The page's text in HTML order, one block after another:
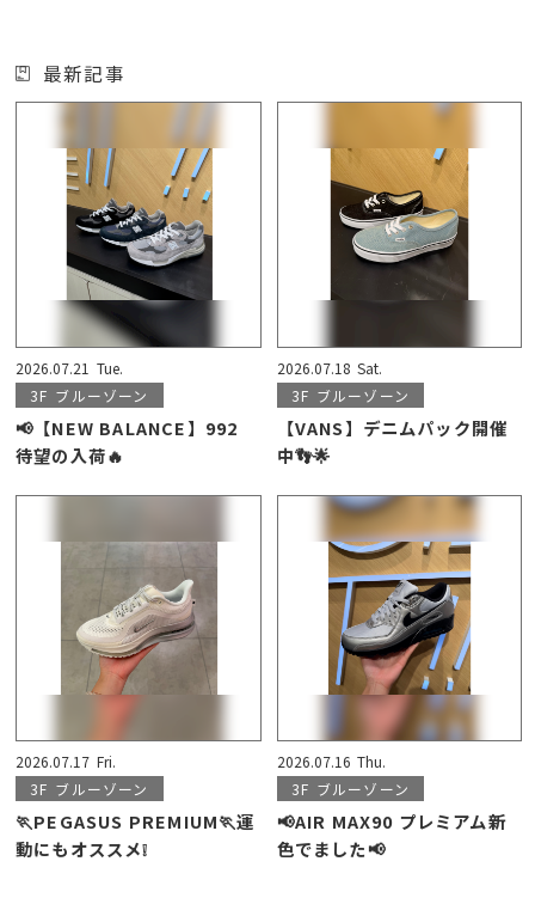
最新記事
2026.07.21 Tue.
3F ブルーゾーン
📢【NEW BALANCE】992
待望の入荷🔥
2026.07.18 Sat.
3F ブルーゾーン
【VANS】デニムパック開催
中👣🌟
2026.07.17 Fri.
3F ブルーゾーン
🏃PEGASUS PREMIUM🏃運
動にもオススメ❕
2026.07.16 Thu.
3F ブルーゾーン
📢AIR MAX90 プレミアム新
色でました📢